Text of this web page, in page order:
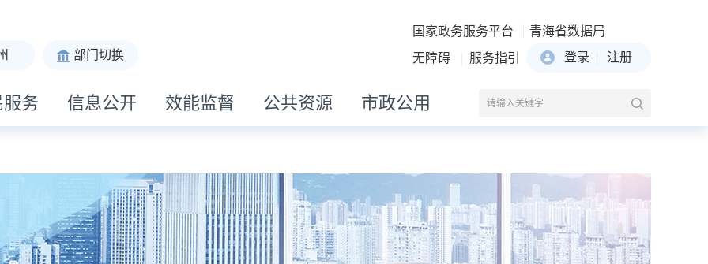
部门切换
国家政务服务平台
青海省数据局
无障碍
服务指引 登录 注册
务 信息公开 效能监督 公共资源 市政公用